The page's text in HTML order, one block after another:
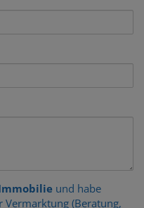
und habe
(Beratung,